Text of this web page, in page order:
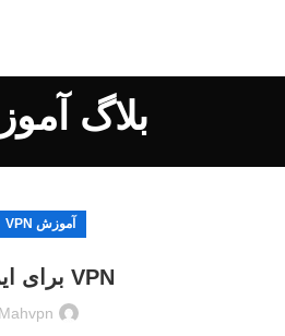
بلاگ
آموزش VPN
VPN برای ایران
Mahvpn